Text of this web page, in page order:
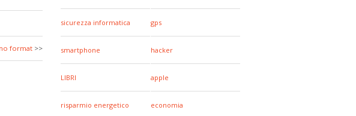
sicurezza informatica gps
smartphone hacker
LIBRI apple
risparmio energetico economia
format >>